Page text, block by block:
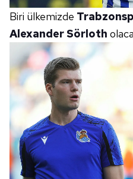
Biri ülkemizde
Alexander Sörloth